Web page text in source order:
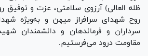
ظله العالی) آرزوی سلامتی، عزت و توفیق
روح شهدای سرافراز میهن و به‌ویژه
سرداران و فرماندهان و دانشمندان
مقاومت درود می‌فرستیم.